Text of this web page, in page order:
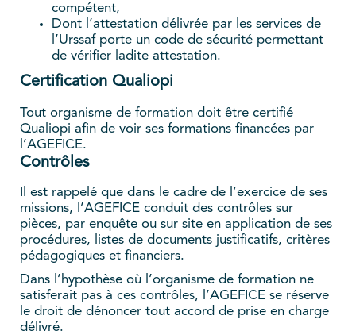
compétent,
Dont l’attestation délivrée par les services de
l’Urssaf porte un code de sécurité permettant
de vérifier ladite attestation.
Certification Qualiopi
Tout organisme de formation doit être certifié
Qualiopi afin de voir ses formations financées par
l’AGEFICE.
Contrôles
Il est rappelé que dans le cadre de l’exercice de ses
missions, l’AGEFICE conduit des contrôles sur
pièces, par enquête ou sur site en application de ses
procédures, listes de documents justificatifs, critères
pédagogiques et financiers.
Dans l’hypothèse où l’organisme de formation ne
satisferait pas à ces contrôles, l’AGEFICE se réserve
le droit de dénoncer tout accord de prise en charge
délivré.